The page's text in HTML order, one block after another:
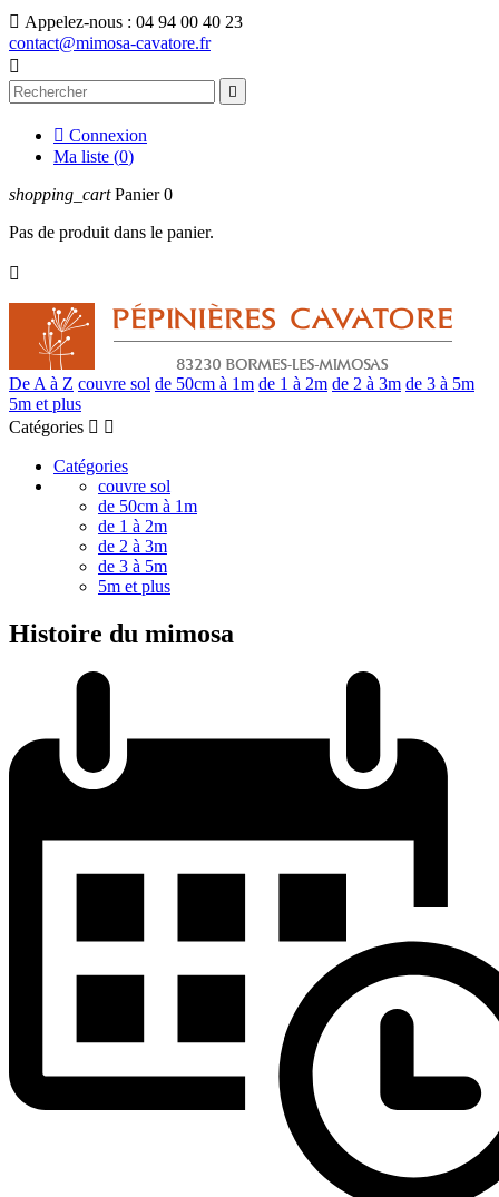
 Appelez-nous : 04 94 00 40 23
contact@mimosa-cavatore.fr


 Connexion
Ma liste (0)
shopping_cart Panier 0
Pas de produit dans le panier.

De A à Z couvre sol de 50cm à 1m de 1 à 2m de 2 à 3m de 3 à 5m
5m et plus
Catégories  
Catégories
couvre sol
de 50cm à 1m
de 1 à 2m
de 2 à 3m
de 3 à 5m
5m et plus
Histoire du mimosa